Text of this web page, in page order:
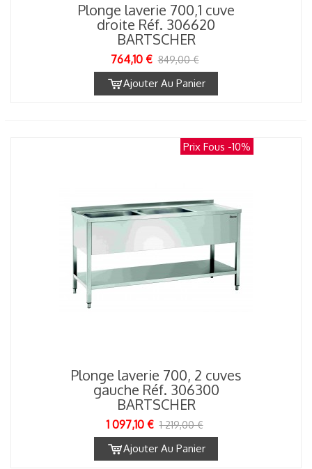
Plonge laverie 700,1 cuve
droite Réf. 306620
BARTSCHER
764,10 € 849,00 €
Ajouter Au Panier
Prix Fous -10%
Plonge laverie 700, 2 cuves
gauche Réf. 306300
BARTSCHER
1 097,10 € 1 219,00 €
Ajouter Au Panier